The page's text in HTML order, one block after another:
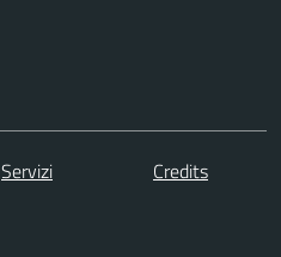
Servizi
Credits